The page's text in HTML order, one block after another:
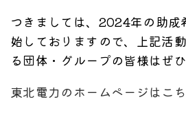
つきましては、2024年の助成
始しておりますので、上記活
る団体・グループの皆様はぜ
東北電力のホームページはこち